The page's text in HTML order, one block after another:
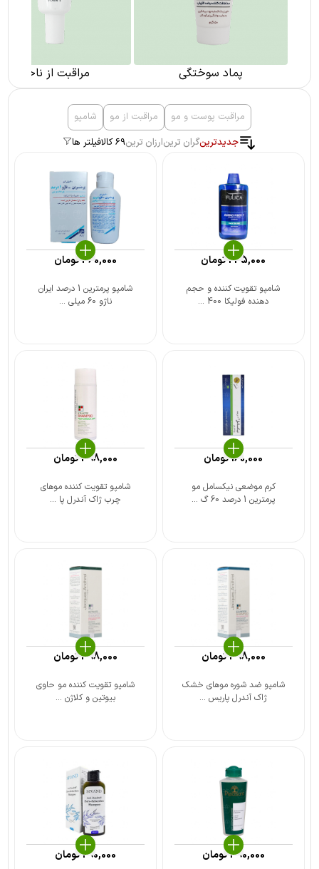
پماد سوختگی مراقبت از ناخن
مراقبت پوست و مو مراقبت از مو
شامپو
جدیدترینگران ترینارزان ترین69 کالا فیلتر ها
شامپو تقویت کننده و حجم
دهنده فولیکا 400 ...
245,000تومان
شامپو پرمترین 1 درصد ایران
ناژو 60 میلی ...
360,000تومان
کرم موضعی نیکسامل مو
پرمترین 1 درصد 60 گ ...
160,000تومان
شامپو تقویت کننده موهای
چرب ژاک آندرل پا ...
398,000تومان
شامپو ضد شوره موهای خشک
ژاک آندرل پاریس ...
398,000تومان
شامپو تقویت کننده مو حاوی
بیوتین و کلاژن ...
498,000تومان
390,000تومان 290,000تومان